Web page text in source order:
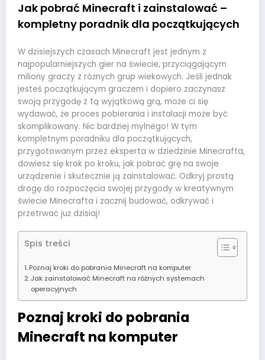
Jak pobrać Minecraft i zainstalować –
kompletny poradnik dla początkujących
W dzisiejszych czasach Minecraft jest jednym z
najpopularniejszych gier na świecie, przyciągającym
miliony graczy z różnych grup wiekowych. Jeśli jednak
jesteś początkującym graczem i dopiero zaczynasz
swoją przygodę z tą wyjątkową grą, może ci się
wydawać, że proces pobierania i instalacji może być
skomplikowany. Nic bardziej mylnego! W tym
kompletnym poradniku dla początkujących,
przygotowanym przez eksperta w dziedzinie Minecrafta,
dowiesz się krok po kroku, jak pobrać grę na swoje
urządzenie i skutecznie ją zainstalować. Odkryj prostą
drogę do rozpoczęcia swojej przygody w kreatywnym
świecie Minecrafta i zacznij budować, odkrywać i
przetrwać już dzisiaj!
Spis treści
Poznaj kroki do pobrania Minecraft na komputer
Jak zainstalować Minecraft na różnych systemach
operacyjnych
Poznaj kroki do pobrania
Minecraft na komputer